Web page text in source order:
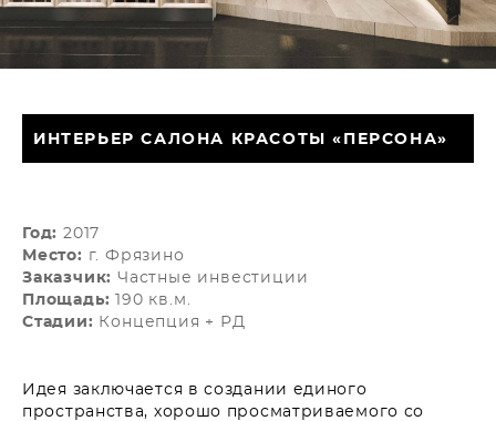
ИНТЕРЬЕР САЛОНА КРАСОТЫ «ПЕРСОНА»
Год: 2017
Место: г. Фрязино
Заказчик: Частные инвестиции
Площадь: 190 кв.м.
Стадии: Концепция + РД
Идея заключается в создании единого
пространства, хорошо просматриваемого со